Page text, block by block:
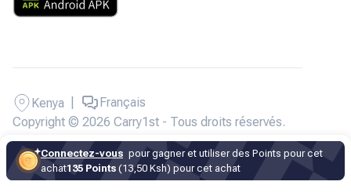
Connectez-vous pour gagner et utiliser des Points pour cet
achat135 Points (13,50 Ksh) pour cet achat
Copyright © 2026 Carry1st - Tous droits réservés.
Kenya Français